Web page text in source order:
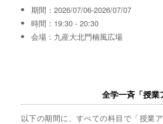
期間：2026/07/06-2026/07/07
時間：19:30 - 20:30
会場：九産大北門楠風広場
全学一斉「授業
以下の期間に、すべての科目で「授業